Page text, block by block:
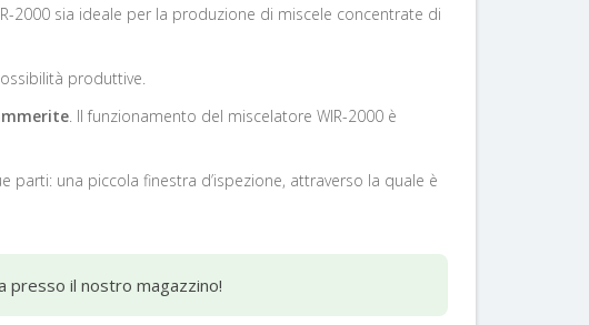
2000 sia ideale per la produzione di miscele concentrate di
produttive.
. Il funzionamento del miscelatore WIR-2000 è
parti: una piccola finestra d’ispezione, attraverso la quale è
presso il nostro magazzino!